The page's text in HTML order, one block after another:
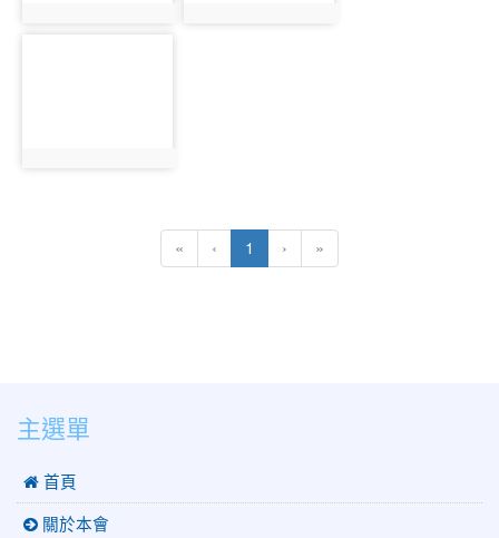
« ‹ 1 (current)
› »
主選單
 首頁
關於本會